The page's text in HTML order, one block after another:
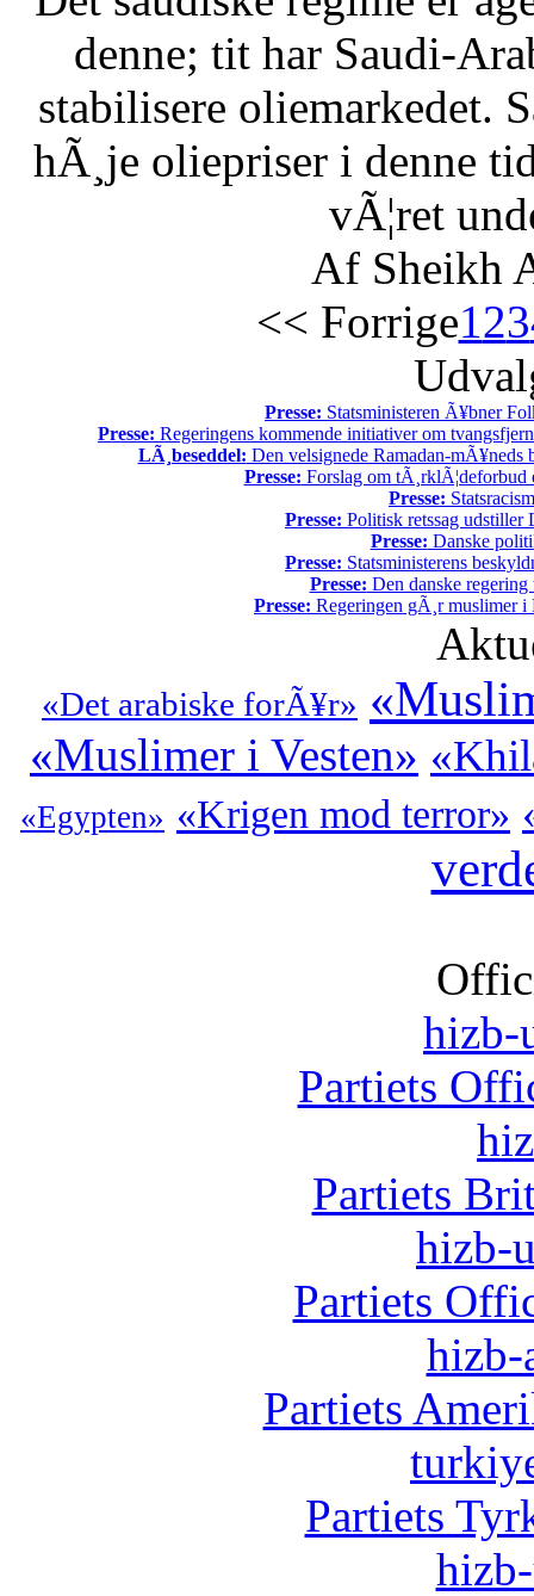
denne; tit har Saudi-
stabilisere oliemarkedet.
hÃ¸je oliepriser i denne
vÃ¦ret
Af Sheikh
<< Forrige123
Presse: Statsministeren Ã¥bner
Presse: Regeringens kommende initiativer om
LÃ¸beseddel: Den velsignede Ramadan-mÃ¥neds
Presse: Forslag om tÃ¸rklÃ¦deforbud
Presse:
Presse: Politisk retssag udstiller
Presse: Danske
Presse: Statsministerens
Presse: Den danske
Presse: Regeringen gÃ¸r muslimer
«Det arabiske forÃ¥r»
«Muslimer i Vesten»
«Egypten» «Krigen mod terror»
hizb-
Partiets
Partiets
hizb-
Partiets
hizb-
Partiets
Partiets